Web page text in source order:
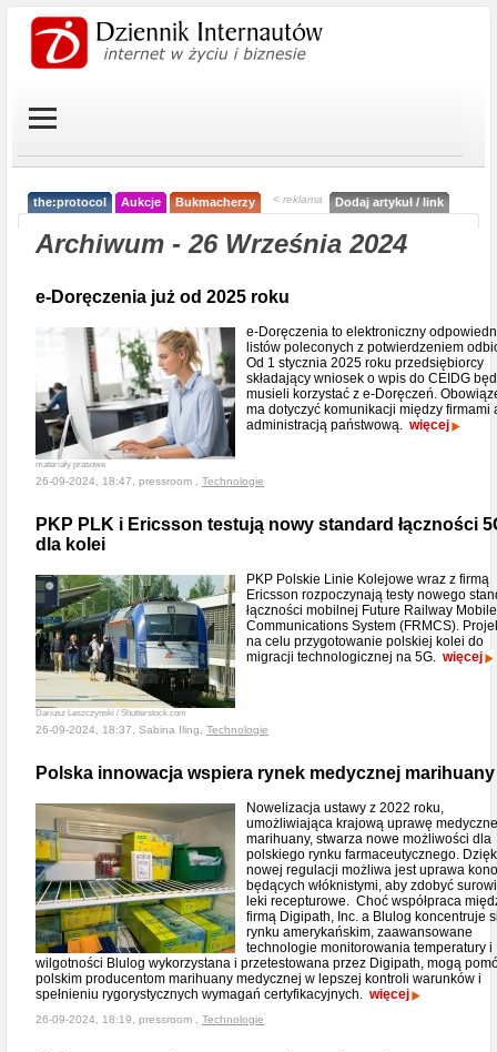
the:protocol Aukcje Bukmacherzy < reklama Dodaj artykuł / link
Archiwum - 26 Września 2024
e-Doręczenia już od 2025 roku
materiały prasowe
e-Doręczenia to elektroniczny
listów poleconych z potwierdzeniem
Od 1 stycznia 2025 roku przedsiębiorcy
składający wniosek o wpis do CEIDG
musieli korzystać z e-Doręczeń.
ma dotyczyć komunikacji między firmami
administracją państwową. więcej
26-09-2024, 18:47, pressroom , Technologie
PKP PLK i Ericsson testują nowy standard łączności
dla kolei
Dariusz Leszczynski / Shutterstock.com
PKP Polskie Linie Kolejowe wraz z firmą
Ericsson rozpoczynają testy nowego
łączności mobilnej Future Railway Mobile
Communications System (FRMCS).
na celu przygotowanie polskiej kolei do
migracji technologicznej na 5G. więcej
26-09-2024, 18:37, Sabina Iling, Technologie
Polska innowacja wspiera rynek medycznej marihuany
Nowelizacja ustawy z 2022 roku,
umożliwiająca krajową uprawę
marihuany, stwarza nowe możliwości dla
polskiego rynku farmaceutycznego.
nowej regulacji możliwa jest uprawa
będących włóknistymi, aby zdobyć
leki recepturowe. Choć współpraca
firmą Digipath, Inc. a Blulog koncentruje
rynku amerykańskim, zaawansowane
technologie monitorowania temperatury i
wilgotności Blulog wykorzystana i przetestowana przez Digipath, mogą
polskim producentom marihuany medycznej w lepszej kontroli warunków i
spełnieniu rygorystycznych wymagań certyfikacyjnych. więcej
26-09-2024, 18:19, pressroom , Technologie